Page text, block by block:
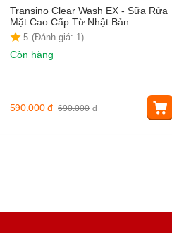
Transino Clear Wash EX - Sữa Rửa
Mặt Cao Cấp Từ Nhật Bản
5 (Đánh giá: 1)
Còn hàng
690.000 đ
590.000 đ